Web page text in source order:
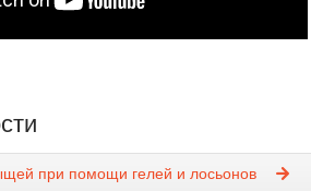
при помощи гелей и лосьонов